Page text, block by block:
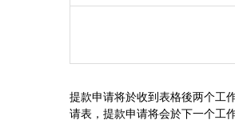
提款申请将於收到表格後两个工
请表，提款申请将会於下一个工